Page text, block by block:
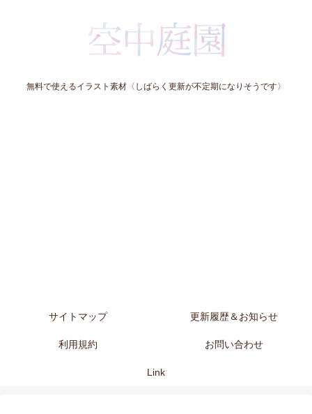
無料で使えるイラスト素材〈しばらく更新が不定期になりそうです〉
サイトマップ 更新履歴＆お知らせ
利用規約 お問い合わせ
Link